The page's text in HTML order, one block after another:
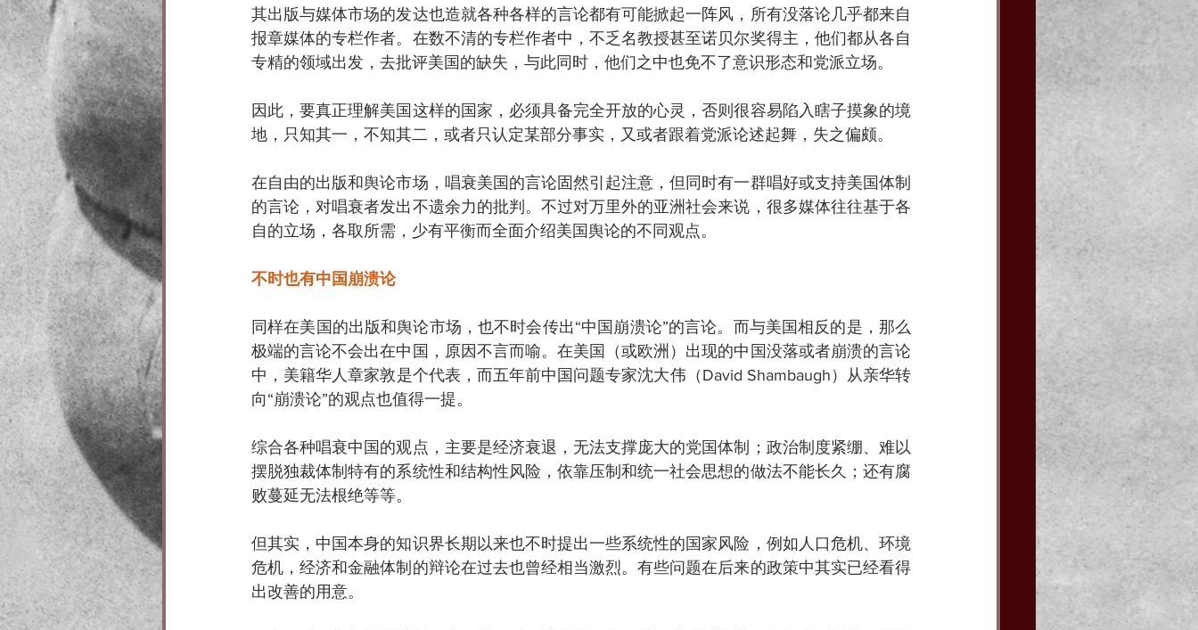
其出版与媒体市场的发达也造就各种各样的言论都有可能掀起一阵风，所有没落论几乎都来自
报章媒体的专栏作者。在数不清的专栏作者中，不乏名教授甚至诺贝尔奖得主，他们都从各自
专精的领域出发，去批评美国的缺失，与此同时，他们之中也免不了意识形态和党派立场。
因此，要真正理解美国这样的国家，必须具备完全开放的心灵，否则很容易陷入瞎子摸象的境
地，只知其一，不知其二，或者只认定某部分事实，又或者跟着党派论述起舞，失之偏颇。
在自由的出版和舆论市场，唱衰美国的言论固然引起注意，但同时有一群唱好或支持美国体制
的言论，对唱衰者发出不遗余力的批判。不过对万里外的亚洲社会来说，很多媒体往往基于各
自的立场，各取所需，少有平衡而全面介绍美国舆论的不同观点。
不时也有中国崩溃论
同样在美国的出版和舆论市场，也不时会传出“中国崩溃论”的言论。而与美国相反的是，那么
极端的言论不会出在中国，原因不言而喻。在美国（或欧洲）出现的中国没落或者崩溃的言论
中，美籍华人章家敦是个代表，而五年前中国问题专家沈大伟（David Shambaugh）从亲华转
向“崩溃论”的观点也值得一提。
综合各种唱衰中国的观点，主要是经济衰退，无法支撑庞大的党国体制；政治制度紧绷、难以
摆脱独裁体制特有的系统性和结构性风险，依靠压制和统一社会思想的做法不能长久；还有腐
败蔓延无法根绝等等。
但其实，中国本身的知识界长期以来也不时提出一些系统性的国家风险，例如人口危机、环境
危机，经济和金融体制的辩论在过去也曾经相当激烈。有些问题在后来的政策中其实已经看得
出改善的用意。